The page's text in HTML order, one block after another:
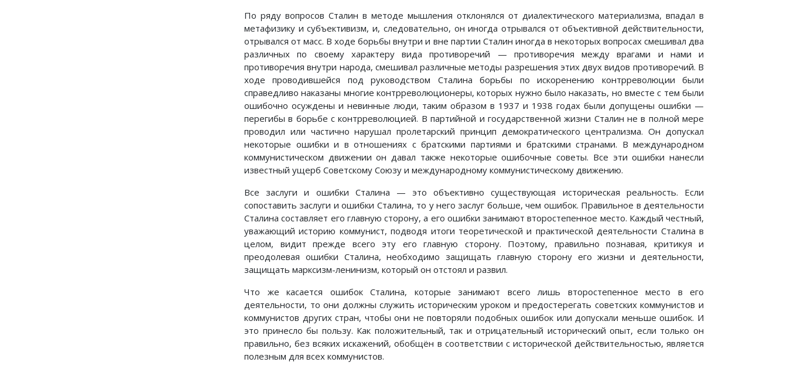
По ряду вопросов Сталин в методе мышления отклонялся от диалектического материализма, впадал в
метафизику и субъективизм, и, следовательно, он иногда отрывался от объективной действительности,
отрывался от масс. В ходе борьбы внутри и вне партии Сталин иногда в некоторых вопросах смешивал два
различных по своему характеру вида противоречий — противоречия между врагами и нами и
противоречия внутри народа, смешивал различные методы разрешения этих двух видов противоречий. В
ходе проводившейся под руководством Сталина борьбы по искоренению контрреволюции были
справедливо наказаны многие контрреволюционеры, которых нужно было наказать, но вместе с тем были
ошибочно осуждены и невинные люди, таким образом в 1937 и 1938 годах были допущены ошибки —
перегибы в борьбе с контрреволюцией. В партийной и государственной жизни Сталин не в полной мере
проводил или частично нарушал пролетарский принцип демократического централизма. Он допускал
некоторые ошибки и в отношениях с братскими партиями и братскими странами. В международном
коммунистическом движении он давал также некоторые ошибочные советы. Все эти ошибки нанесли
известный ущерб Советскому Союзу и международному коммунистическому движению.
Все заслуги и ошибки Сталина — это объективно существующая историческая реальность. Если
сопоставить заслуги и ошибки Сталина, то у него заслуг больше, чем ошибок. Правильное в деятельности
Сталина составляет его главную сторону, а его ошибки занимают второстепенное место. Каждый честный,
уважающий историю коммунист, подводя итоги теоретической и практической деятельности Сталина в
целом, видит прежде всего эту его главную сторону. Поэтому, правильно познавая, критикуя и
преодолевая ошибки Сталина, необходимо защищать главную сторону его жизни и деятельности,
защищать марксизм-ленинизм, который он отстоял и развил.
Что же касается ошибок Сталина, которые занимают всего лишь второстепенное место в его
деятельности, то они должны служить историческим уроком и предостерегать советских коммунистов и
коммунистов других стран, чтобы они не повторяли подобных ошибок или допускали меньше ошибок. И
это принесло бы пользу. Как положительный, так и отрицательный исторический опыт, если только он
правильно, без всяких искажений, обобщён в соответствии с исторической действительностью, является
полезным для всех коммунистов.